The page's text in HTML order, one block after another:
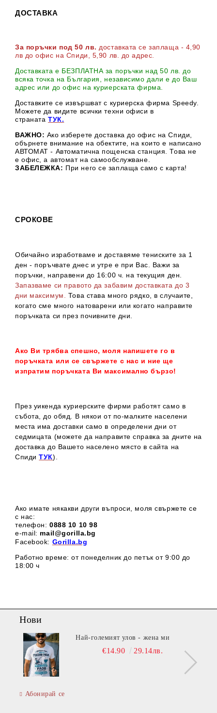
ДОСТАВКА
За поръчки под 50 лв. доставката се заплаща - 4,90
лв до офис на Спиди
, 5,90 лв. до адрес
Доставката е БЕЗПЛАТНА за поръчки над 50 лв. до
всяка точка на България, независимо дали е до Ваш
адрес или до офис на куриерската фирма.
Доставките се извършват с куриерска фирма Speedy.
Можете да видите всички техни офиси в
страната ТУК.
ВАЖНО: Ако изберете доставка до офис на Спиди,
обърнете внимание на обектите, на които е написано
АВТОМАТ - Автоматична пощенска станция. Това не
е офис, а автомат на самообслужване.
ЗАБЕЛЕЖКА: При него се заплаща само с карта!
СРОКОВЕ
Обичайно изработваме и доставяме тениските за 1
ден - поръчвате днес и утре е при Вас. Важи за
поръчки, направени до 16:00 ч. на текущия ден.
Запазваме си правото да забавим доставката до 3
дни максимум.
Това става много рядко, в случаите,
когато сме много натоварени или когато направите
поръчката си през почивните дни.
Ако Ви трябва спешно, моля напишете го в
поръчката или се свържете с нас и ние ще
изпратим поръчката Ви максимално бързо!
През уикенда куриерските фирми работят само в
събота, до обяд. В някои от по-малките населени
места има доставки само в определени дни от
седмицата (можете да направите справка за дните на
доставка до Вашето населено място в сайта на
СпидиТУК).
Ако имате някакви други въпроси, моля свържете се
с нас:
телефон:0888 10 10 98
e-mail: mail@gorilla.bg
Facebook: Gorilla.bg
Работно време: от понеделник до петък от 9:00 до
18:00 ч
Нови
Най-големият улов - жена ми
€14.90 29.14лв.
Абонирай се